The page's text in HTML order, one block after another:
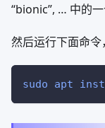
“bionic”, … 中的一
然后运行下面命令
sudo apt